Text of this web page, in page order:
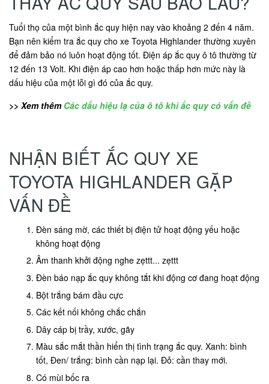
Tuổi thọ của một bình ắc quy hiện nay vào khoảng 2 đến 4 năm.
Bạn nên kiểm tra ắc quy cho xe Toyota Highlander thường xuyên
để đảm bảo nó luôn hoạt động tốt. Điện áp ắc quy ô tô thường từ
12 đến 13 Volt. Khi điện áp cao hơn hoặc thấp hơn mức này là
dấu hiệu của một lỗi gì đó của ắc quy.
>> Xem thêm Các dấu hiệu lạ của ô tô khi ắc quy có vấn đề
NHẬN BIẾT ẮC QUY XE
TOYOTA HIGHLANDER GẶP
VẤN ĐỀ
Đèn sáng mờ, các thiết bị điện tử hoạt động yếu hoặc
không hoạt động
Âm thanh khởi động nghe zẹttt... zẹttt
Đèn báo nạp ắc quy không tắt khi động cơ đang hoạt động
Bột trắng bám đầu cực
Các kết nối không chắc chắn
Dây cáp bị trầy, xước, gãy
Màu sắc mắt thần hiển thị tình trạng ắc quy. Xanh: bình
tốt, Đen/ trắng: bình cần nạp lại. Đỏ: cần thay mới.
Có mùi bốc ra